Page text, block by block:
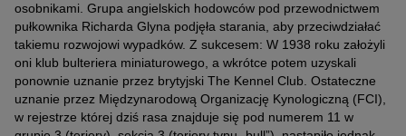
osobnikami. Grupa angielskich hodowców pod przewodnictwem
pułkownika Richarda Glyna podjęła starania, aby przeciwdziałać
takiemu rozwojowi wypadków. Z sukcesem: W 1938 roku założyli
oni klub bulteriera miniaturowego, a wkrótce potem uzyskali
ponownie uznanie przez brytyjski The Kennel Club. Ostateczne
uznanie przez Międzynarodową Organizację Kynologiczną (FCI),
w rejestrze której dziś rasa znajduje się pod numerem 11 w